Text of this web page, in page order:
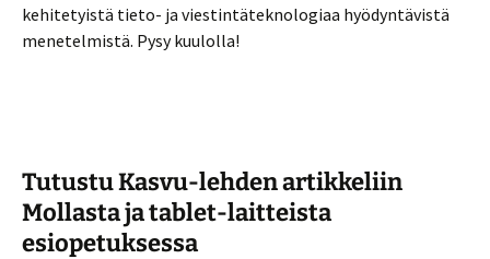
kehitetyistä tieto- ja viestintäteknologiaa hyödyntävistä
menetelmistä. Pysy kuulolla!
Tutustu Kasvu-lehden artikkeliin
Mollasta ja tablet-laitteista
esiopetuksessa